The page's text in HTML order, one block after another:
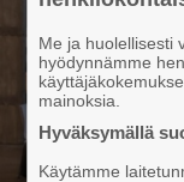
Me ja huolellisesti
hyödynnämme
mainoksia.
Hyväksymällä
Käytämme